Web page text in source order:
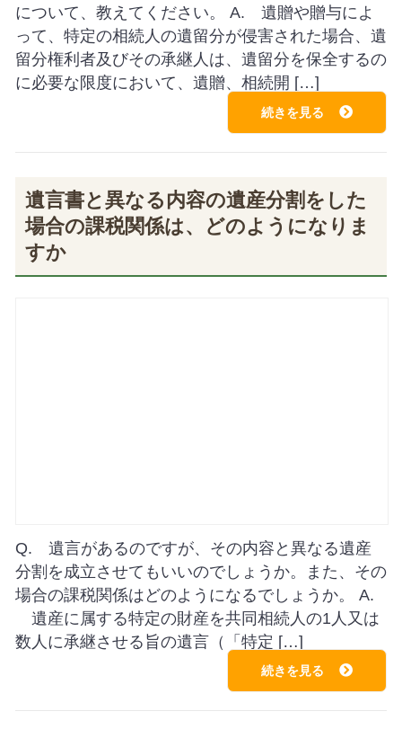
について、教えてください。 A. 遺贈や贈与によ
って、特定の相続人の遺留分が侵害された場合、遺
留分権利者及びその承継人は、遺留分を保全するの
に必要な限度において、遺贈、相続開 […]
続きを見る
遺言書と異なる内容の遺産分割をした
場合の課税関係は、どのようになりま
すか
Q. 遺言があるのですが、その内容と異なる遺産
分割を成立させてもいいのでしょうか。また、その
場合の課税関係はどのようになるでしょうか。 A.
遺産に属する特定の財産を共同相続人の1人又は
数人に承継させる旨の遺言（「特定 […]
続きを見る